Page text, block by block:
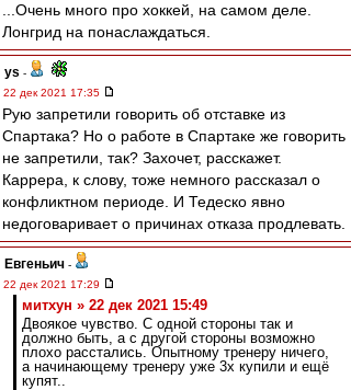
...Очень много про хоккей, на самом деле.
Лонгрид на понаслаждаться.
ys -
22 дек 2021 17:35
Рую запретили говорить об отставке из
Спартака? Но о работе в Спартаке же говорить
не запретили, так? Захочет, расскажет.
Каррера, к слову, тоже немного рассказал о
конфликтном периоде. И Тедеско явно
недоговаривает о причинах отказа продлевать.
Евгеньич -
22 дек 2021 17:29
митхун » 22 дек 2021 15:49
Двоякое чувство. С одной стороны так и
должно быть, а с другой стороны возможно
плохо расстались. Опытному тренеру ничего,
а начинающему тренеру уже 3х купили и ещё
купят..